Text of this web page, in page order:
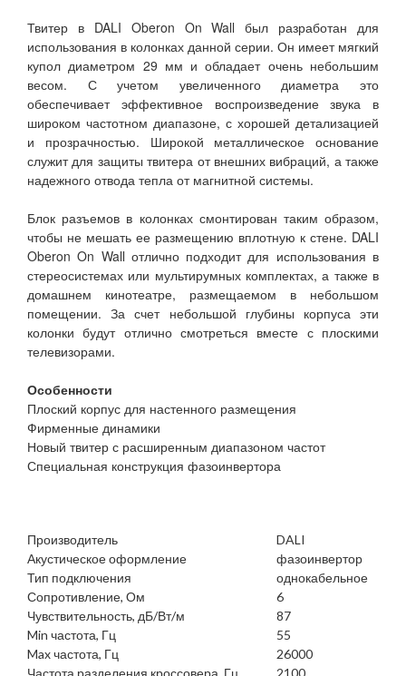
Твитер в DALI Oberon On Wall был разработан для
использования в колонках данной серии. Он имеет мягкий
купол диаметром 29 мм и обладает очень небольшим
весом. С учетом увеличенного диаметра это
обеспечивает эффективное воспроизведение звука в
широком частотном диапазоне, с хорошей детализацией
и прозрачностью. Широкой металлическое основание
служит для защиты твитера от внешних вибраций, а также
надежного отвода тепла от магнитной системы.
Блок разъемов в колонках смонтирован таким образом,
чтобы не мешать ее размещению вплотную к стене. DALI
Oberon On Wall отлично подходит для использования в
стереосистемах или мультирумных комплектах, а также в
домашнем кинотеатре, размещаемом в небольшом
помещении. За счет небольшой глубины корпуса эти
колонки будут отлично смотреться вместе с плоскими
телевизорами.
Особенности
Плоский корпус для настенного размещения
Фирменные динамики
Новый твитер с расширенным диапазоном частот
Специальная конструкция фазоинвертора
Производитель
DALI
Акустическое оформление
фазоинвертор
Тип подключения
однокабельное
Сопротивление, Ом
6
Чувствительность, дБ/Вт/м
87
Min частота, Гц
55
Max частота, Гц
26000